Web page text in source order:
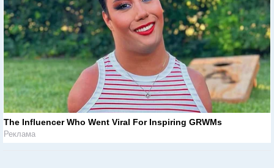
The Influencer Who Went Viral For Inspiring GRWMs
Реклама